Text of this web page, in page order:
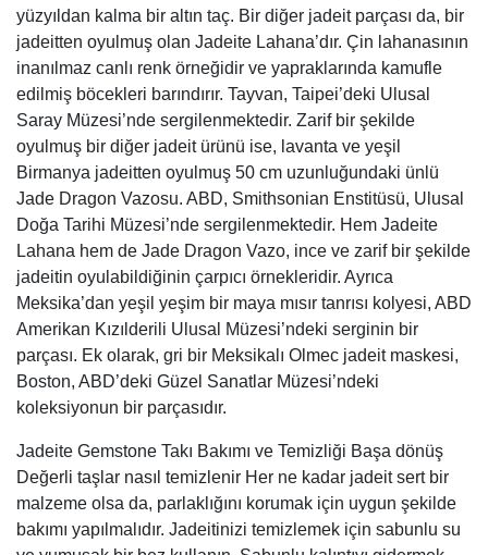
yüzyıldan kalma bir altın taç. Bir diğer jadeit parçası da, bir
jadeitten oyulmuş olan Jadeite Lahana’dır. Çin lahanasının
inanılmaz canlı renk örneğidir ve yapraklarında kamufle
edilmiş böcekleri barındırır. Tayvan, Taipei’deki Ulusal
Saray Müzesi’nde sergilenmektedir. Zarif bir şekilde
oyulmuş bir diğer jadeit ürünü ise, lavanta ve yeşil
Birmanya jadeitten oyulmuş 50 cm uzunluğundaki ünlü
Jade Dragon Vazosu. ABD, Smithsonian Enstitüsü, Ulusal
Doğa Tarihi Müzesi’nde sergilenmektedir. Hem Jadeite
Lahana hem de Jade Dragon Vazo, ince ve zarif bir şekilde
jadeitin oyulabildiğinin çarpıcı örnekleridir. Ayrıca
Meksika’dan yeşil yeşim bir maya mısır tanrısı kolyesi, ABD
Amerikan Kızılderili Ulusal Müzesi’ndeki serginin bir
parçası. Ek olarak, gri bir Meksikalı Olmec jadeit maskesi,
Boston, ABD’deki Güzel Sanatlar Müzesi’ndeki
koleksiyonun bir parçasıdır.
Jadeite Gemstone Takı Bakımı ve Temizliği Başa dönüş
Değerli taşlar nasıl temizlenir Her ne kadar jadeit sert bir
malzeme olsa da, parlaklığını korumak için uygun şekilde
bakımı yapılmalıdır. Jadeitinizi temizlemek için sabunlu su